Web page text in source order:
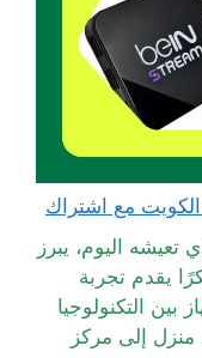
تعيشه اليوم، يبرز
يقدم تجربة
التكنولوجيا
إلى مركز